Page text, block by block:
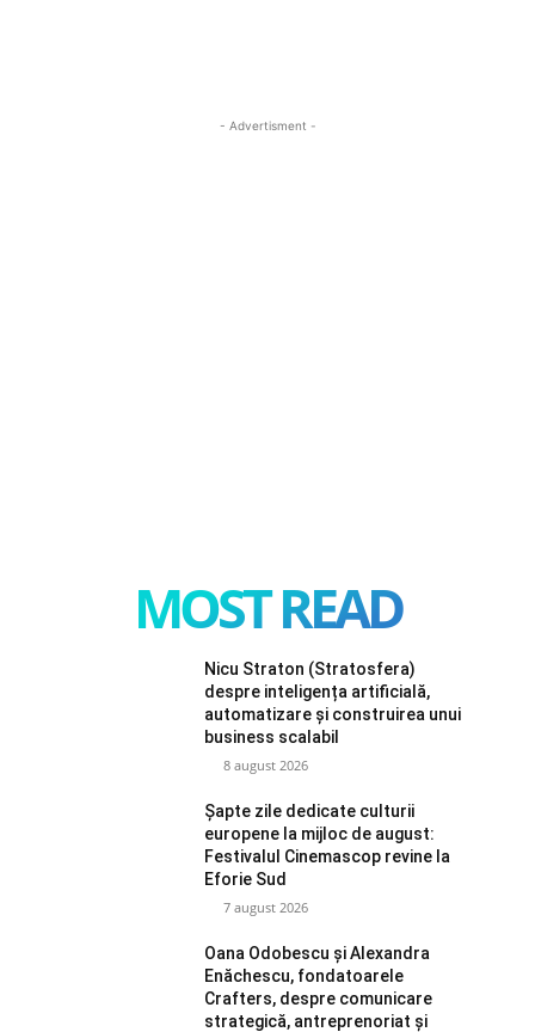
- Advertisment -
MOST READ
Nicu Straton (Stratosfera)
despre inteligența artificială,
automatizare și construirea unui
business scalabil
8 august 2026
Șapte zile dedicate culturii
europene la mijloc de august:
Festivalul Cinemascop revine la
Eforie Sud
7 august 2026
Oana Odobescu și Alexandra
Enăchescu, fondatoarele
Crafters, despre comunicare
strategică, antreprenoriat și